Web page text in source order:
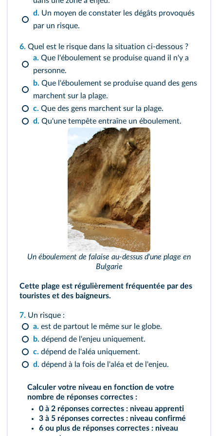
d. Un moyen de constater les dégâts provoqués
par un risque.
6. Quel est le risque dans la situation ci-dessous ?
a. Que l'éboulement se produise quand il n'y a
personne.
b. Que l'éboulement se produise quand des gens
marchent sur la plage.
c. Que des gens marchent sur la plage.
d. Qu'une tempête entraîne un éboulement.
Un éboulement de falaise au-dessus d'une plage en
Bulgarie
Cette plage est régulièrement fréquentée par des
touristes et des baigneurs.
7. Un risque :
a. est de partout le même sur le globe.
b. dépend de l'enjeu uniquement.
c. dépend de l'aléa uniquement.
d. dépend à la fois de l'aléa et de l'enjeu.
Calculer votre niveau en fonction de votre
nombre de réponses correctes :
0 à 2 réponses correctes : niveau apprenti
3 à 5 réponses correctes : niveau confirmé
6 ou plus de réponses correctes : niveau